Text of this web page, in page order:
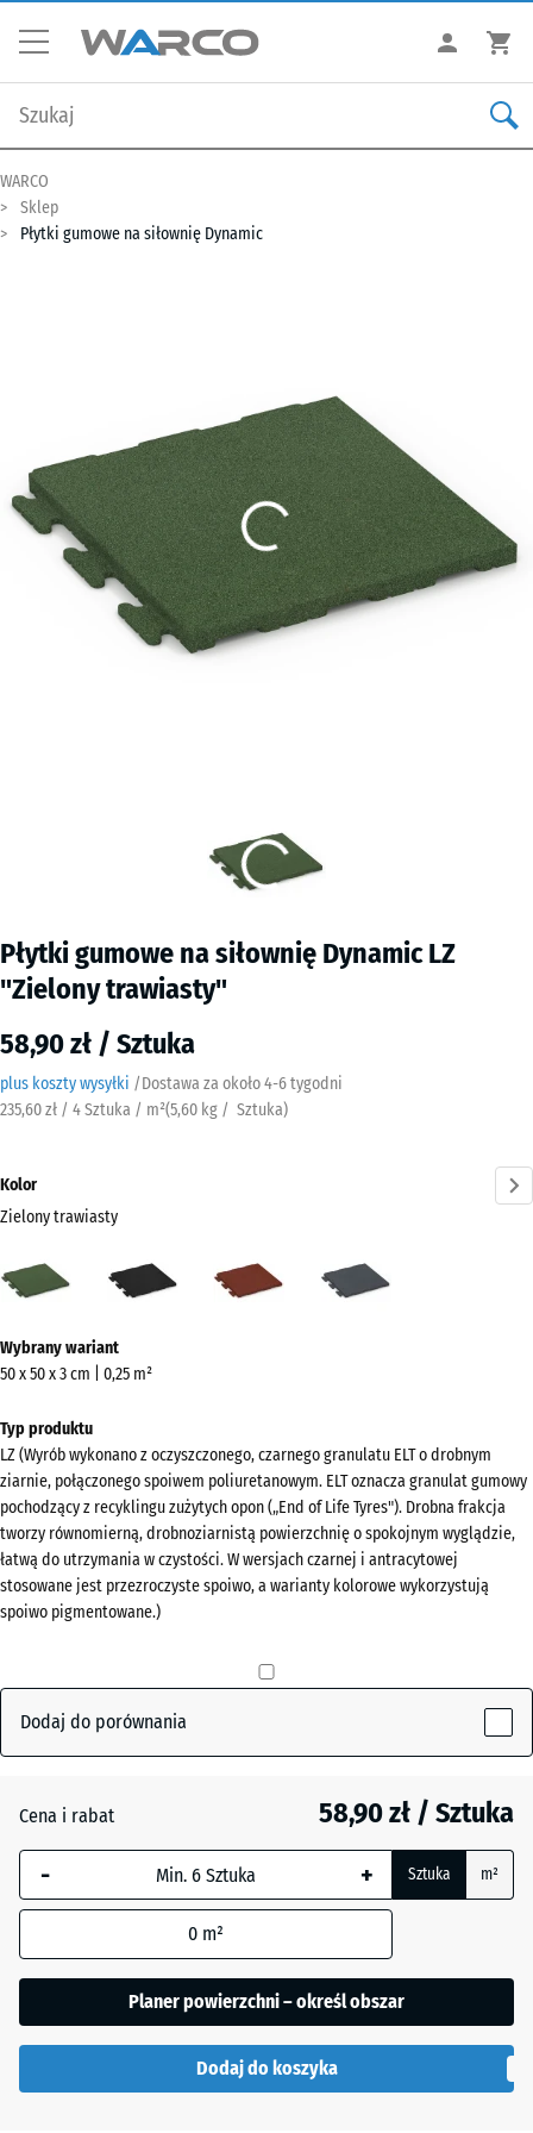
WARCO
Sklep
Płytki gumowe na siłownię Dynamic
Płytki gumowe na siłownię Dynamic LZ
"Zielony trawiasty"
58,90 zł / Sztuka
plus koszty wysyłki /Dostawa za około4-6 tygodni
235,60 zł / 4 Sztuka / m²(5,60 kg / Sztuka)
Kolor
Zielony trawiasty
trawiasty
ceglasty
łupkowy
informacji
o
kolorach?
Pokaż
paletę
kolorów
Zielony
trawiasty (active)
Antracyt - 12,00 zł
łupkowy
- 3,10 zł
Wybrany wariant
50 x 50 x 3 cm | 0,25 m²
Typ produktu
LZ (Wyrób wykonano z oczyszczonego, czarnego granulatu ELT o drobnym
ziarnie, połączonego spoiwem poliuretanowym. ELT oznacza granulat gumowy
pochodzący z recyklingu zużytych opon („End of Life Tyres"). Drobna frakcja
tworzy równomierną, drobnoziarnistą powierzchnię o spokojnym wyglądzie,
łatwą do utrzymania w czystości. W wersjach czarnej i antracytowej
stosowane jest przezroczyste spoiwo, a warianty kolorowe wykorzystują
spoiwo pigmentowane.)
Dodaj do porównania
Cena i rabat 58,90 zł / Sztuka
- + Sztuka m²
0 m²
Planer powierzchni – określ obszar
Dodaj do koszyka